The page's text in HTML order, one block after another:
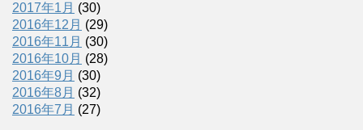
2017年1月 (30)
2016年12月 (29)
2016年11月 (30)
2016年10月 (28)
2016年9月 (30)
2016年8月 (32)
2016年7月 (27)